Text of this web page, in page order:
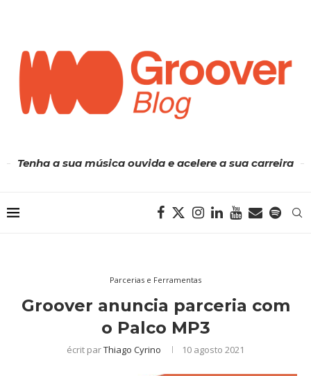
Tenha a sua música ouvida e acelere a sua carreira
Parcerias e Ferramentas
Groover anuncia parceria com
o Palco MP3
écrit parThiago Cyrino 10 agosto 2021